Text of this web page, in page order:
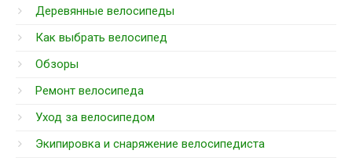
Деревянные велосипеды
Как выбрать велосипед
Обзоры
Ремонт велосипеда
Уход за велосипедом
Экипировка и снаряжение велосипедиста